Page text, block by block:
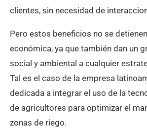
clientes, sin necesidad de
Pero estos beneficios no se
económica, ya que también dan un
social y ambiental a cualquier
Tal es el caso de la empresa
dedicada a integrar el uso de la
de agricultores para optimizar el
zonas de riego.